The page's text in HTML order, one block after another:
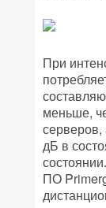
При
меньше,
дБ в
ПО